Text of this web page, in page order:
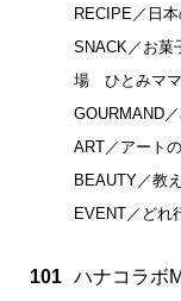
RECIPE／日
SNACK／お
場 ひとみママ
GOURMAND
ART／アート
BEAUTY／教
EVENT／ど
101 ハナコラボ